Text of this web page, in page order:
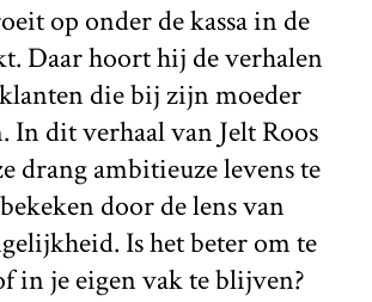
op onder de kassa in de
Daar hoort hij de verhalen
die bij zijn moeder
In dit verhaal van Jelt Roos
drang ambitieuze levens te
door de lens van
Is het beter om te
in je eigen vak te blijven?